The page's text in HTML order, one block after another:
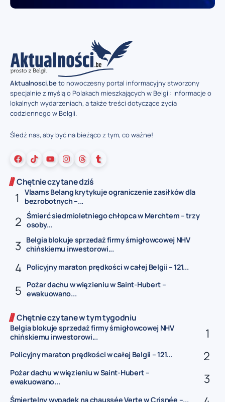
Aktualnosci.beto nowoczesny portal informacyjny stworzony
specjalnie z myślą o Polakach mieszkających w Belgii: informacje o
lokalnych wydarzeniach, a także treści dotyczące życia
codziennego w Belgii.
Śledź nas, aby być na bieżąco z tym, co ważne!
Chętnie czytane dziś
Vlaams Belang krytykuje ograniczenie zasiłków dla
bezrobotnych –...
Śmierć siedmioletniego chłopca w Merchtem – trzy
osoby...
Belgia blokuje sprzedaż firmy śmigłowcowej NHV
chińskiemu inwestorowi...
Policyjny maraton prędkości w całej Belgii – 121...
Pożar dachu w więzieniu w Saint-Hubert –
ewakuowano...
Chętnie czytane w tym tygodniu
Belgia blokuje sprzedaż firmy śmigłowcowej NHV
chińskiemu inwestorowi...
Policyjny maraton prędkości w całej Belgii – 121...
Pożar dachu w więzieniu w Saint-Hubert –
ewakuowano...
Śmiertelny wypadek na chaussée Verte w Crisnée –...